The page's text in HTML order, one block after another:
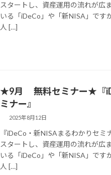
スタートし、資産運用の流れが広
いる「iDeCo」や「新NISA」です
人 […]
★9月 無料セミナー★『
ミナー』
2025年8月12日
『iDeCo・新NISAまるわかりセ
スタートし、資産運用の流れが広
いる「iDeCo」や「新NISA」です
人 […]